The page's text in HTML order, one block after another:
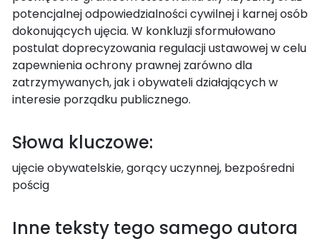
potencjalnej odpowiedzialności cywilnej i karnej osób
dokonujących ujęcia. W konkluzji sformułowano
postulat doprecyzowania regulacji ustawowej w celu
zapewnienia ochrony prawnej zarówno dla
zatrzymywanych, jak i obywateli działających w
interesie porządku publicznego.
Słowa kluczowe:
ujęcie obywatelskie, gorący uczynnej, bezpośredni
pościg
Inne teksty tego samego autora